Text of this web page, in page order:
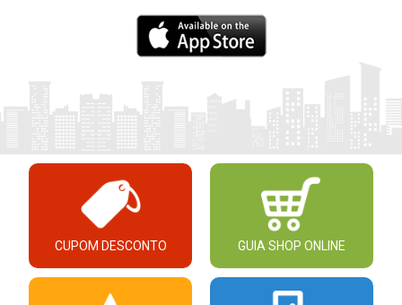
CUPOM DESCONTO GUIA SHOP ONLINE